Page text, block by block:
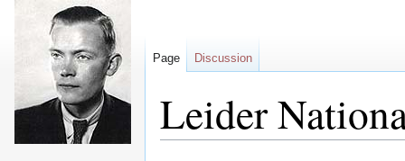
Leider
Page Discussion